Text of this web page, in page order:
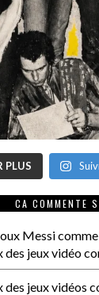
PLUS
CA COMMENTE
Messi
des jeux vidéo
des jeux vidéos